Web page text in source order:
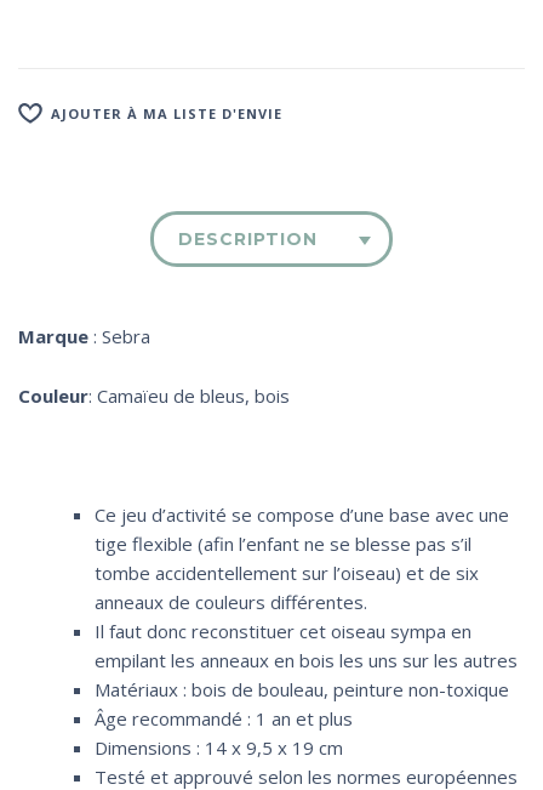
AJOUTER À MA LISTE D'ENVIE
DESCRIPTION
Marque : Sebra
Couleur: Camaïeu de bleus, bois
Ce jeu d’activité se compose d’une base avec une
tige flexible (afin l’enfant ne se blesse pas s’il
tombe accidentellement sur l’oiseau) et de six
anneaux de couleurs différentes.
Il faut donc reconstituer cet oiseau sympa en
empilant les anneaux en bois les uns sur les autres
Matériaux : bois de bouleau, peinture non-toxique
Âge recommandé : 1 an et plus
Dimensions : 14 x 9,5 x 19 cm
Testé et approuvé selon les normes européennes